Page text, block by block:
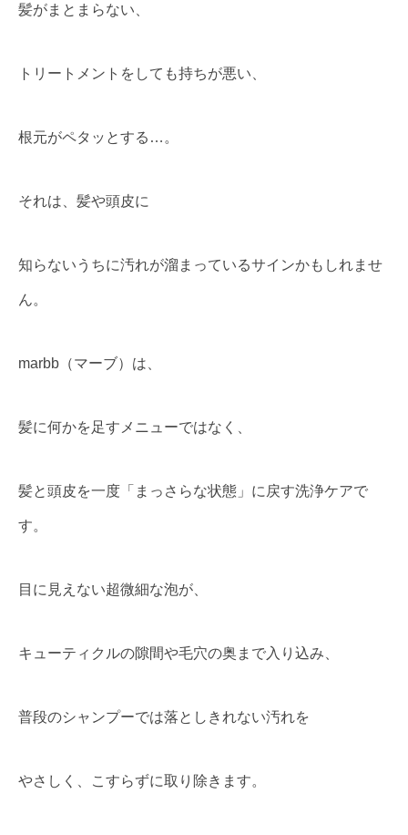
髪がまとまらない、
トリートメントをしても持ちが悪い、
根元がペタッとする…。
それは、髪や頭皮に
知らないうちに汚れが溜まっているサインかもしれませ
ん。
marbb（マーブ）は、
髪に何かを足すメニューではなく、
髪と頭皮を一度「まっさらな状態」に戻す洗浄ケアで
す。
目に見えない超微細な泡が、
キューティクルの隙間や毛穴の奥まで入り込み、
普段のシャンプーでは落としきれない汚れを
やさしく、こすらずに取り除きます。